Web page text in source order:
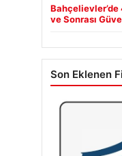
Bahçelievler’de
ve Sonrası
Son Eklenen